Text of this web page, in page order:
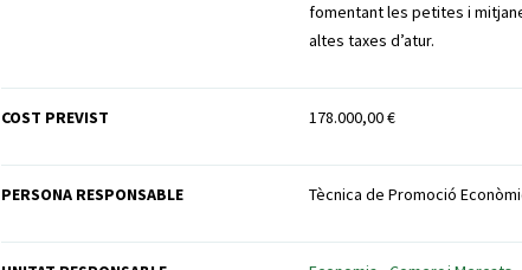
fomentant les petites i
altes taxes d’atur.
COST PREVIST 178.000,00 €
PERSONA RESPONSABLE Tècnica de Promoció